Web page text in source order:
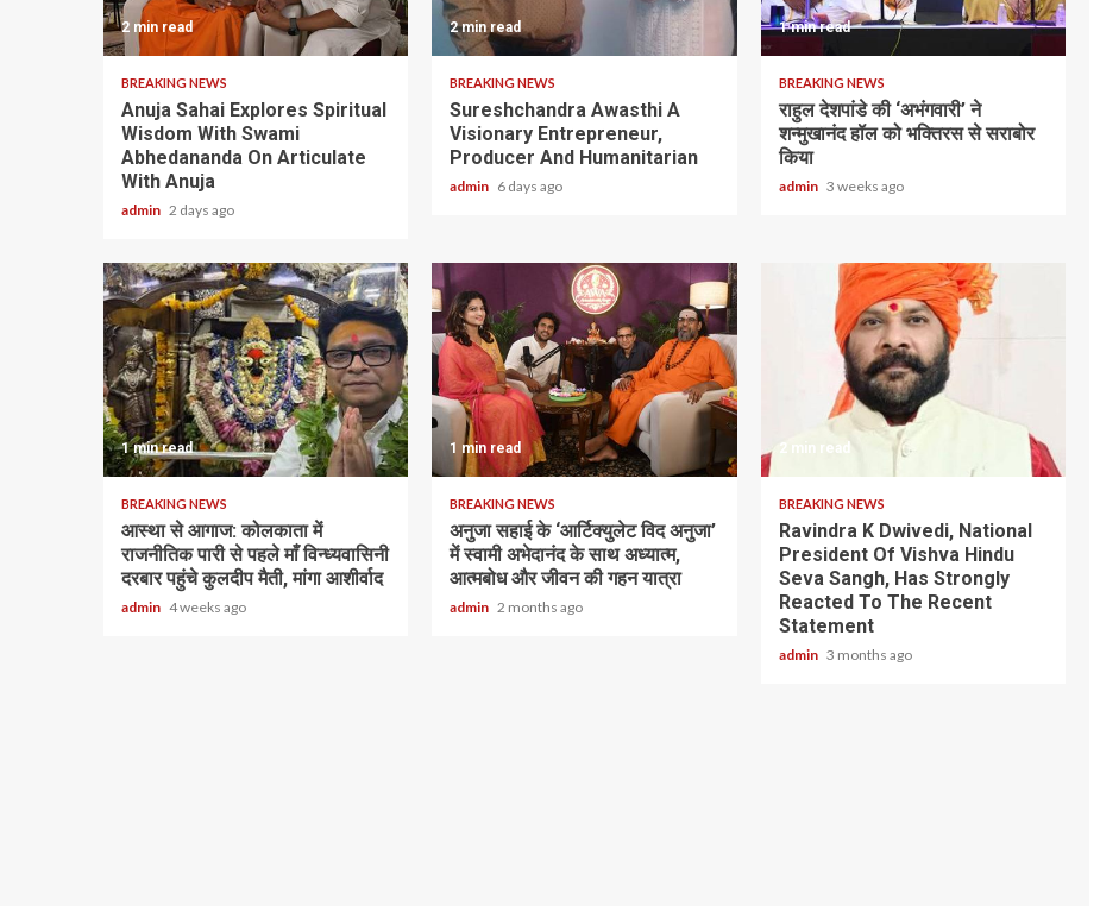
2 min read
BREAKING NEWS
Anuja Sahai Explores Spiritual
Wisdom With Swami
Abhedananda On Articulate
With Anuja
admin 2 days ago
2 min read
BREAKING NEWS
Sureshchandra Awasthi A
Visionary Entrepreneur,
Producer And Humanitarian
admin 6 days ago
1 min read
BREAKING NEWS
राहुल देशपांडे की ‘अभंगवारी’ ने
शन्मुखानंद हॉल को भक्तिरस से सराबोर
किया
admin 3 weeks ago
1 min read
BREAKING NEWS
आस्था से आगाज: कोलकाता में
राजनीतिक पारी से पहले माँ विन्ध्यवासिनी
दरबार पहुंचे कुलदीप मैती, मांगा आशीर्वाद
admin 4 weeks ago
1 min read
BREAKING NEWS
अनुजा सहाई के ‘आर्टिक्युलेट विद अनुजा’
में स्वामी अभेदानंद के साथ अध्यात्म,
आत्मबोध और जीवन की गहन यात्रा
admin 2 months ago
2 min read
BREAKING NEWS
Ravindra K Dwivedi, National
President Of Vishva Hindu
Seva Sangh, Has Strongly
Reacted To The Recent
Statement
admin 3 months ago